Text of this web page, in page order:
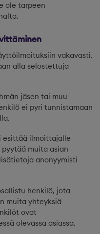
ole tarpeen
vakavasti.
alla selostettuja
jäsen tai muu
ei pyri tunnistamaan
esittää ilmoittajalle
muita asian
anonyymisti
henkilö, jota
muita yhteyksiä
ovat
olevassa asiassa.